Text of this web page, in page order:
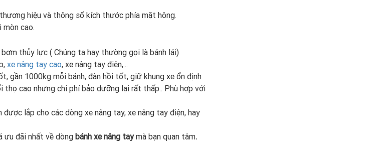
hiệu và thông số kích thước phía mặt hông.
mòn cao.
thủy lực ( Chúng ta hay thường gọi là bánh lái)
xe nâng tay cao, xe nâng tay điện,...
gần 1000kg mỗi bánh, đàn hồi tốt, giữ khung xe ổn định
cao nhưng chi phí bảo dưỡng lại rất thấp.. Phù hợp với
được lắp cho các dòng xe nâng tay, xe nâng tay điện, hay
ưu đãi nhất về dòng bánh xe nâng taymà bạn quan tâm.